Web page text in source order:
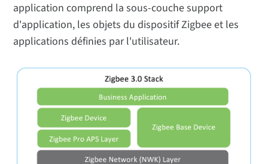
application comprend la sous-couche support
d'application, les objets du dispositif Zigbee et les
applications définies par l'utilisateur.